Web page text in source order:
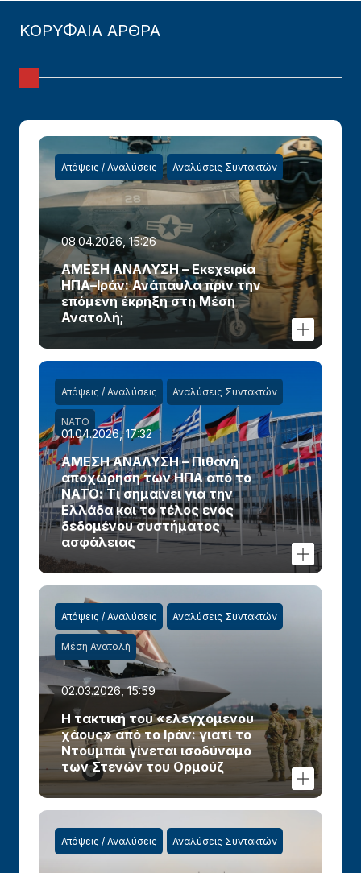
ΚΟΡΥΦΑΙΑ ΑΡΘΡΑ
Απόψεις / Αναλύσεις Αναλύσεις Συντακτών
08.04.2026, 15:26
ΑΜΕΣΗ ΑΝΑΛΥΣΗ – Εκεχειρία
ΗΠΑ–Ιράν: Ανάπαυλα πριν την
επόμενη έκρηξη στη Μέση
Ανατολή;
Απόψεις / Αναλύσεις Αναλύσεις Συντακτών
ΝΑΤΟ
01.04.2026, 17:32
ΑΜΕΣΗ ΑΝΑΛΥΣΗ – Πιθανή
αποχώρηση των ΗΠΑ από το
ΝΑΤΟ: Τι σημαίνει για την
Ελλάδα και το τέλος ενός
δεδομένου συστήματος
ασφάλειας
Απόψεις / Αναλύσεις Αναλύσεις Συντακτών
Μέση Ανατολή
02.03.2026, 15:59
Η τακτική του «ελεγχόμενου
χάους» από το Ιράν: γιατί το
Ντουμπάι γίνεται ισοδύναμο
των Στενών του Ορμούζ
Απόψεις / Αναλύσεις Αναλύσεις Συντακτών